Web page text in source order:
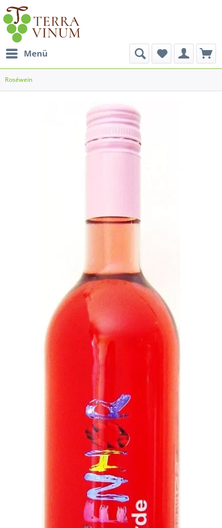
Menü
Roséwein